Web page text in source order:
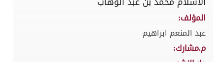
المؤلف:
عبد المنعم ابراهيم
م.مشارك: